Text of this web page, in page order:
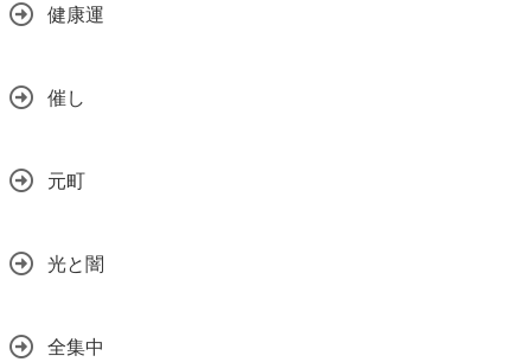
健康運
催し
元町
光と闇
全集中